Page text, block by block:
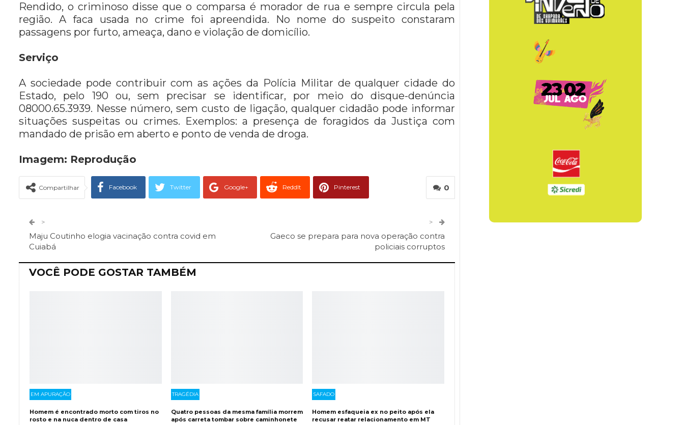
Rendido, o criminoso disse que o comparsa é morador de rua e sempre circula pela
região. A faca usada no crime foi apreendida. No nome do suspeito constaram
passagens por furto, ameaça, dano e violação de domicílio.
Serviço
A sociedade pode contribuir com as ações da Polícia Militar de qualquer cidade do
Estado, pelo 190 ou, sem precisar se identificar, por meio do disque-denúncia
08000.65.3939. Nesse número, sem custo de ligação, qualquer cidadão pode informar
situações suspeitas ou crimes. Exemplos: a presença de foragidos da Justiça com
mandado de prisão em aberto e ponto de venda de droga.
Imagem: Reprodução
0
Compartilhar Facebook Twitter Google+ ReddIt Pinterest
>
Maju Coutinho elogia vacinação contra covid em
Cuiabá
>
Gaeco se prepara para nova operação contra
policiais corruptos
VOCÊ PODE GOSTAR TAMBÉM
EM APURAÇÃO
Homem é encontrado morto com tiros no
rosto e na nuca dentro de casa
TRAGÉDIA
Quatro pessoas da mesma família morrem
após carreta tombar sobre caminhonete
SAFADO
Homem esfaqueia ex no peito após ela
recusar reatar relacionamento em MT